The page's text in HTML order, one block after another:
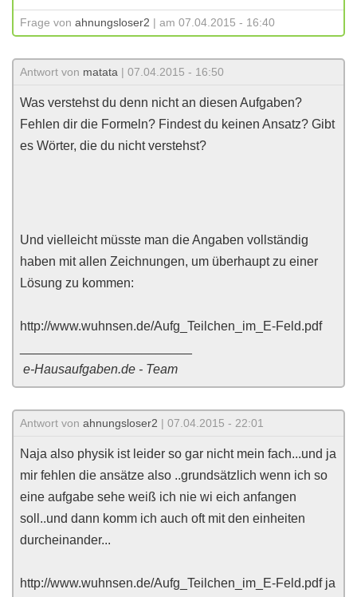
Frage von ahnungsloser2 | am 07.04.2015 - 16:40
Antwort von matata | 07.04.2015 - 16:50
Was verstehst du denn nicht an diesen Aufgaben?
Fehlen dir die Formeln? Findest du keinen Ansatz? Gibt
es Wörter, die du nicht verstehst?
Und vielleicht müsste man die Angaben vollständig
haben mit allen Zeichnungen, um überhaupt zu einer
Lösung zu kommen:
http://www.wuhnsen.de/Aufg_Teilchen_im_E-Feld.pdf
e-Hausaufgaben.de - Team
Antwort von ahnungsloser2 | 07.04.2015 - 22:01
Naja also physik ist leider so gar nicht mein fach...und ja
mir fehlen die ansätze also ..grundsätzlich wenn ich so
eine aufgabe sehe weiß ich nie wi eich anfangen
soll..und dann komm ich auch oft mit den einheiten
durcheinander...
http://www.wuhnsen.de/Aufg_Teilchen_im_E-Feld.pdf ja